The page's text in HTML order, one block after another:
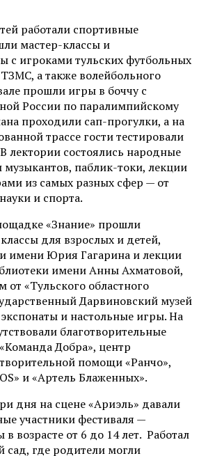
работали спортивные
мастер-классы и
с игроками тульских футбольных
а также волейбольного
прошли игры в боччу с
России по паралимпийскому
проходили сап-прогулки, а на
трассе гости тестировали
лектории состоялись народные
паблик-токи, лекции
из самых разных сфер — от
и спорта.
«Знание» прошли
для взрослых и детей,
имени Юрия Гагарина и лекции
имени Анны Ахматовой,
от «Тульского областного
Дарвиновский музей
и настольные игры. На
благотворительные
Добра», центр
помощи «Ранчо»,
и «Артель Блаженных».
дня на сцене«Ариэль» давали
участники фестиваля —
возрасте от 6 до 14 лет. Работал
сад, где родители могли